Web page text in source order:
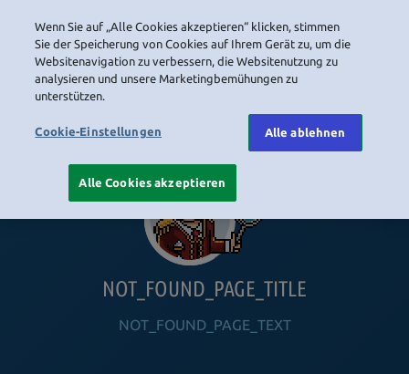
NOT_FOUND_PAGE_TITLE
NOT_FOUND_PAGE_TEXT
Wenn Sie auf „Alle Cookies akzeptieren“ klicken, stimmen
Sie der Speicherung von Cookies auf Ihrem Gerät zu, um die
Websitenavigation zu verbessern, die Websitenutzung zu
analysieren und unsere Marketingbemühungen zu
unterstützen.
Cookie-Einstellungen Alle ablehnen
Alle Cookies akzeptieren